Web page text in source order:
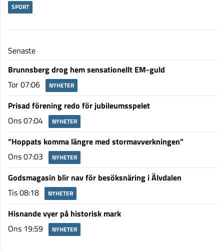
SPORT
Senaste
Brunnsberg drog hem sensationellt EM-guld
Tor 07:06
NYHETER
Prisad förening redo för jubileumsspelet
Ons 07:04
NYHETER
”Hoppats komma längre med stormavverkningen”
Ons 07:03
NYHETER
Godsmagasin blir nav för besöksnäring i Älvdalen
Tis 08:18
NYHETER
Hisnande vyer på historisk mark
Ons 19:59
NYHETER